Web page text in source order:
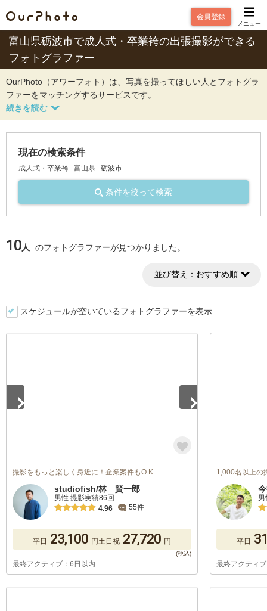
会員登録
メニュー
富山県砺波市で成人式・卒業袴の出張撮影ができる
フォトグラファー
OurPhoto（アワーフォト）は、写真を撮ってほしい人とフォトグラ
ファーをマッチングするサービスです。
現在の検索条件
成人式・卒業袴 富山県 砺波市
条件を絞って検索
10人 のフォトグラファーが見つかりました。
並び替え： おすすめ順
スケジュールが空いているフォトグラファーを表示
撮影をもっと楽しく身近に！企業案件もO.K
studiofish/林 賢一郎
男性 撮影実績86回
4.96
55件
平日 23,100 円土日祝 27,720 円
最終アクティブ：6日以内
1,000名以上の
平日
最終アクティ